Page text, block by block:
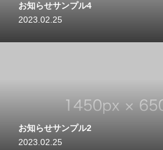
お知らせサンプル4
2023.02.25
お知らせサンプル2
2023.02.25